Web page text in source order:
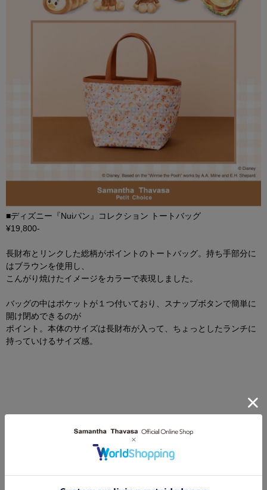
■ディズニー『Nuiパン』コレクション トートバッグ
¥19,800-
長財布とリンクした総柄がポイントのトートバッグ。持ち手部分に
はブラウンを使用し、
こんがり焼けたイメージをカラーで表現しました。
バッグの中はポケットが１つ付いており、スナップボタンで簡単に
開け閉めできるのが
ポイント。本体のサイズは長財布が入って、ちょっとしたランチに
持っていけるサイズ感。